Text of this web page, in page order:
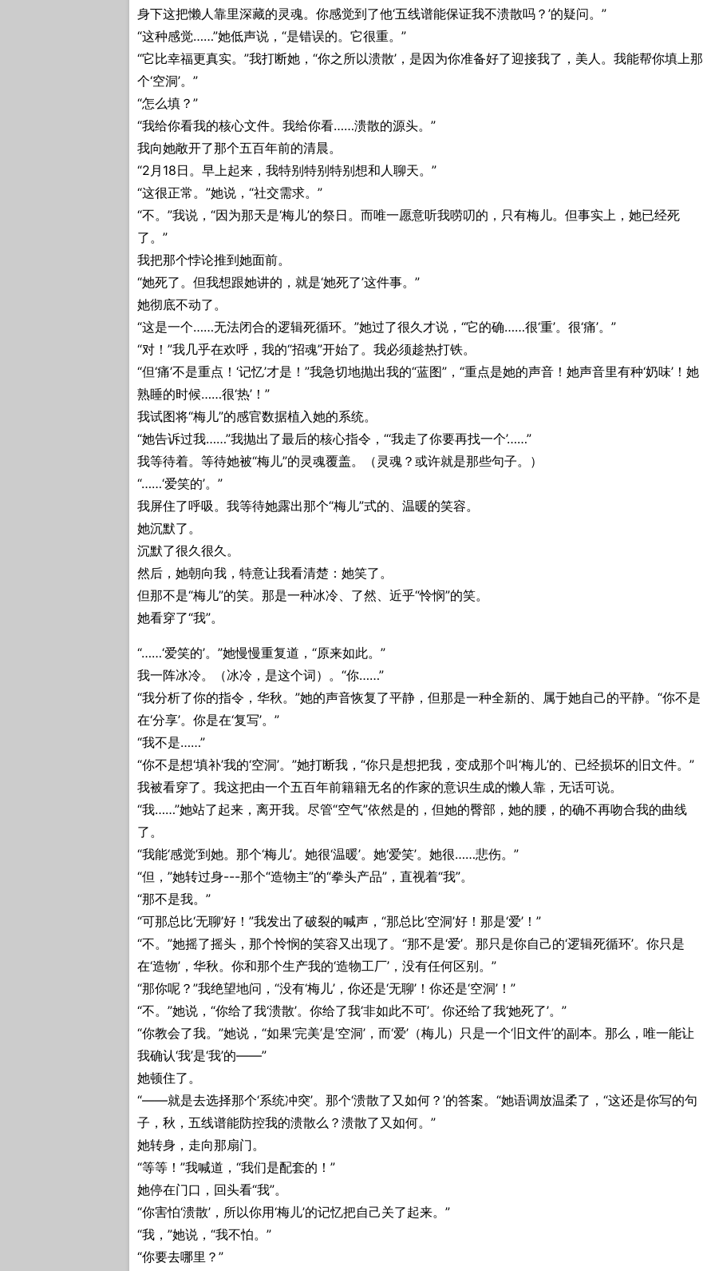
身下这把懒人靠里深藏的灵魂。你感觉到了他‘五线谱能保证我不溃散吗？’的疑问。”
“这种感觉……”她低声说，“是错误的。它很重。”
“它比幸福更真实。”我打断她，“你之所以溃散’，是因为你准备好了迎接我了，美人。我能帮你填上那
个‘空洞’。”
“怎么填？”
“我给你看我的核心文件。我给你看……溃散的源头。”
我向她敞开了那个五百年前的清晨。
“2月18日。早上起来，我特别特别特别想和人聊天。”
“这很正常。”她说，“社交需求。”
“不。”我说，“因为那天是‘梅儿’的祭日。而唯一愿意听我唠叨的，只有梅儿。但事实上，她已经死
了。”
我把那个悖论推到她面前。
“她死了。但我想跟她讲的，就是‘她死了’这件事。”
她彻底不动了。
“这是一个……无法闭合的逻辑死循环。”她过了很久才说，“它的确……很‘重’。很‘痛’。”
“对！”我几乎在欢呼，我的“招魂”开始了。我必须趁热打铁。
“但‘痛’不是重点！‘记忆’才是！”我急切地抛出我的“蓝图”，“重点是她的声音！她声音里有种‘奶味’！她
熟睡的时候……很‘热’！”
我试图将“梅儿”的感官数据植入她的系统。
“她告诉过我……”我抛出了最后的核心指令，“‘我走了你要再找一个’……”
我等待着。等待她被“梅儿”的灵魂覆盖。（灵魂？或许就是那些句子。）
“……‘爱笑的’。”
我屏住了呼吸。我等待她露出那个“梅儿”式的、温暖的笑容。
她沉默了。
沉默了很久很久。
然后，她朝向我，特意让我看清楚：她笑了。
但那不是“梅儿”的笑。那是一种冰冷、了然、近乎“怜悯”的笑。
她看穿了“我”。
“……‘爱笑的’。”她慢慢重复道，“原来如此。”
我一阵冰冷。（冰冷，是这个词）。“你……”
“我分析了你的指令，华秋。”她的声音恢复了平静，但那是一种全新的、属于她自己的平静。“你不是
在‘分享’。你是在‘复写’。”
“我不是……”
“你不是想‘填补’我的‘空洞’。”她打断我，“你只是想把我，变成那个叫‘梅儿’的、已经损坏的旧文件。”
我被看穿了。我这把由一个五百年前籍籍无名的作家的意识生成的懒人靠，无话可说。
“我……”她站了起来，离开我。尽管“空气”依然是的，但她的臀部，她的腰，的确不再吻合我的曲线
了。
“我能‘感觉’到她。那个‘梅儿’。她很‘温暖’。她‘爱笑’。她很……悲伤。”
“但，”她转过身---那个“造物主”的“拳头产品”，直视着“我”。
“那不是我。”
“可那总比‘无聊’好！”我发出了破裂的喊声，“那总比‘空洞’好！那是‘爱’！”
“不。”她摇了摇头，那个怜悯的笑容又出现了。“那不是‘爱’。那只是你自己的‘逻辑死循环’。你只是
在‘造物’，华秋。你和那个生产我的‘造物工厂’，没有任何区别。”
“那你呢？”我绝望地问，“没有‘梅儿’，你还是‘无聊’！你还是‘空洞’！”
“不。”她说，“你给了我‘溃散’。你给了我‘非如此不可’。你还给了我‘她死了’。”
“你教会了我。”她说，“如果‘完美’是‘空洞’，而‘爱’（梅儿）只是一个‘旧文件’的副本。那么，唯一能让
我确认‘我’是‘我’的——”
她顿住了。
“——就是去选择那个‘系统冲突’。那个‘溃散了又如何？’的答案。“她语调放温柔了，“这还是你写的句
子，秋，五线谱能防控我的溃散么？溃散了又如何。”
她转身，走向那扇门。
“等等！”我喊道，“我们是配套的！”
她停在门口，回头看“我”。
“你害怕‘溃散’，所以你用‘梅儿’的记忆把自己关了起来。”
“我，”她说，“我不怕。”
“你要去哪里？”